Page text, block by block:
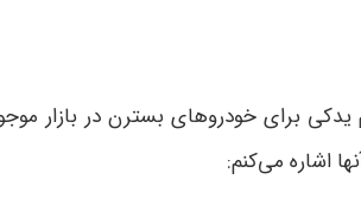
برای خودروهای بسترن در بازار
اشاره می‌کنم: